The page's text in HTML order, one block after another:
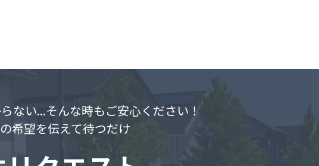
ない...そんな時もご安心ください！
希望を伝えて待つだけ